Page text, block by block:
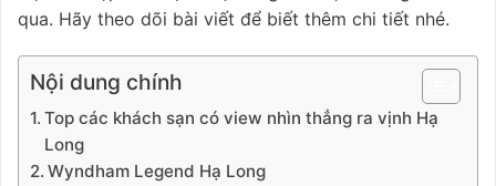
qua. Hãy theo dõi bài viết để biết thêm chi tiết nhé.
Nội dung chính
Top các khách sạn có view nhìn thẳng ra vịnh Hạ
Long
Wyndham Legend Hạ Long